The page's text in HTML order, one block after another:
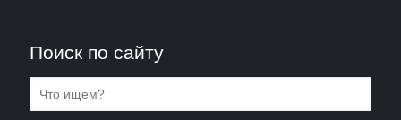
Поиск по сайту